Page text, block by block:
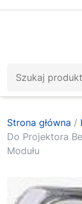
Strona główna /
Do Projektora
Modułu